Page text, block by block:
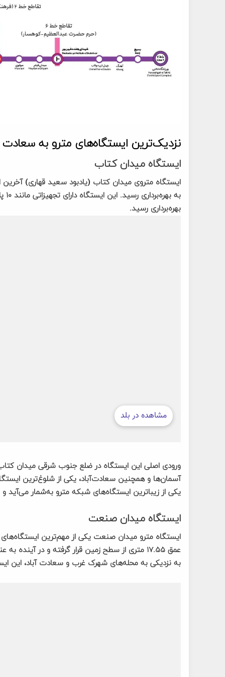
نزدیک‌ترین ایستگاه‌های مترو به سعادت
ایستگاه میدان کتاب
بهره‌برداری رسید.
ورودی اصلی این ایستگاه در ضلع جنوب شرقی میدان کتاب
یکی از زیباترین ایستگاه‌های شبکه مترو به‌شمار می‌آید
ایستگاه میدان صنعت
به نزدیکی به محله‌های شهرک غرب و سعادت آباد، این